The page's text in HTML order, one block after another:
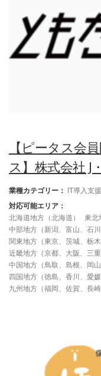
【ピータス会
ス】株式会社 J
業種カテゴリー： IT導入支
対応可能エリア：
北海道地方（北海道）
東北
中部地方（新潟、富山、石
関東地方（東京、茨城、栃
近畿地方（京都、大阪、三
中国地方（鳥取、島根、岡山
四国地方（徳島、香川、愛媛
九州地方（福岡、佐賀、長